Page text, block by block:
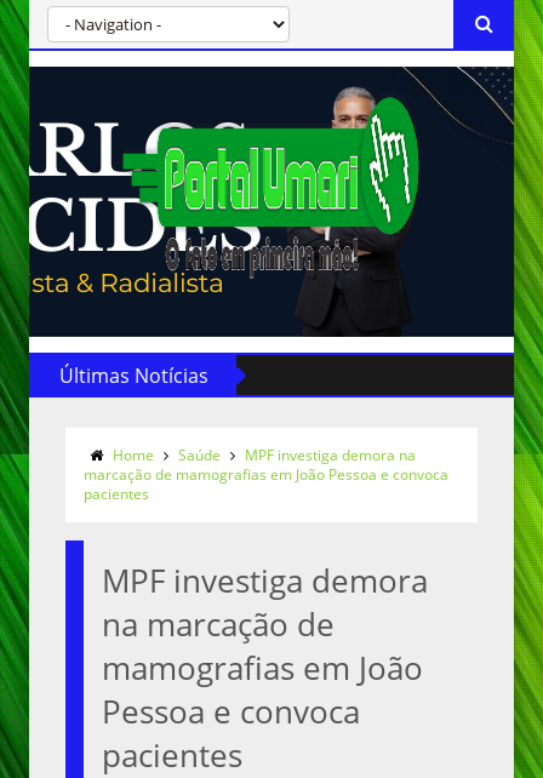
Últimas Notícias
Home Saúde
MPF investiga demora na
marcação de mamografias em João Pessoa e convoca
pacientes
MPF investiga demora
na marcação de
mamografias em João
Pessoa e convoca
pacientes